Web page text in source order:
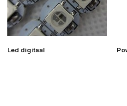
Led digitaal